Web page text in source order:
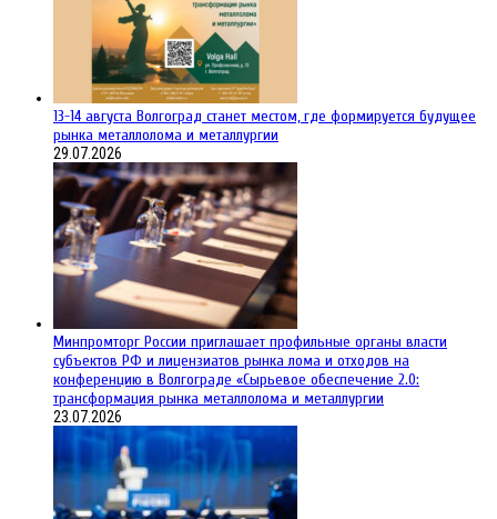
13-14 августа Волгоград станет местом, где формируется будущее
рынка металлолома и металлургии
29.07.2026
Минпромторг России приглашает профильные органы власти
субъектов РФ и лицензиатов рынка лома и отходов на
конференцию в Волгограде «Сырьевое обеспечение 2.0:
трансформация рынка металлолома и металлургии
23.07.2026